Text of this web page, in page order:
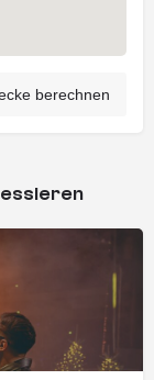
berechnen